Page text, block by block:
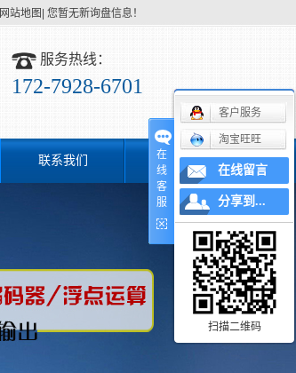
网站地图 您暂无新询盘信息！
服务热线：
172-7928-6701
联系我们
在
线
客
服
客户服务
淘宝旺旺
在线留言
分享到...
扫描二维码